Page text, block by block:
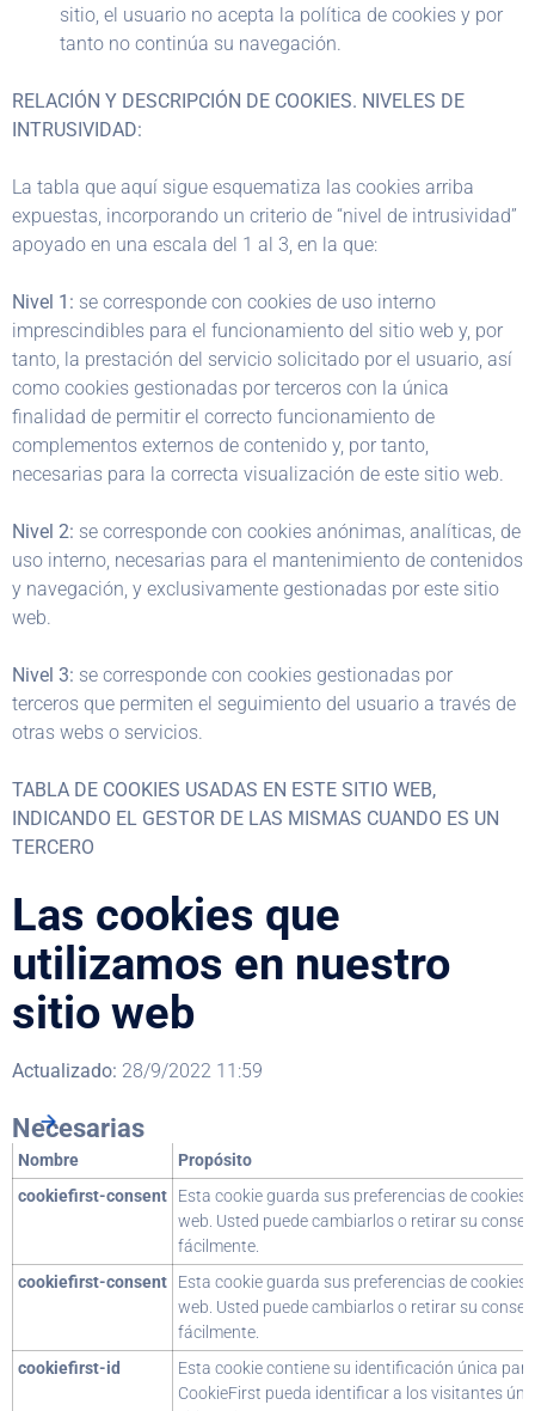
sitio, el usuario no acepta la política de cookies y por
tanto no continúa su navegación.
RELACIÓN Y DESCRIPCIÓN DE COOKIES. NIVELES DE
INTRUSIVIDAD:
La tabla que aquí sigue esquematiza las cookies arriba
expuestas, incorporando un criterio de “nivel de intrusividad”
apoyado en una escala del 1 al 3, en la que:
Nivel 1: se corresponde con cookies de uso interno
imprescindibles para el funcionamiento del sitio web y, por
tanto, la prestación del servicio solicitado por el usuario, así
como cookies gestionadas por terceros con la única
finalidad de permitir el correcto funcionamiento de
complementos externos de contenido y, por tanto,
necesarias para la correcta visualización de este sitio web.
Nivel 2: se corresponde con cookies anónimas, analíticas, de
uso interno, necesarias para el mantenimiento de contenidos
y navegación, y exclusivamente gestionadas por este sitio
web.
Nivel 3: se corresponde con cookies gestionadas por
terceros que permiten el seguimiento del usuario a través de
otras webs o servicios.
TABLA DE COOKIES USADAS EN ESTE SITIO WEB,
INDICANDO EL GESTOR DE LAS MISMAS CUANDO ES UN
TERCERO
Las cookies que
utilizamos en nuestro
sitio web
Actualizado: 28/9/2022 11:59
Necesarias
Nombre
Propósito
cookiefirst-consent Esta cookie guarda sus preferencias de cookies
web. Usted puede cambiarlos o retirar su
fácilmente.
cookiefirst-consent Esta cookie guarda sus preferencias de cookies
web. Usted puede cambiarlos o retirar su
fácilmente.
cookiefirst-id
Esta cookie contiene su identificación única
CookieFirst pueda identificar a los visitantes